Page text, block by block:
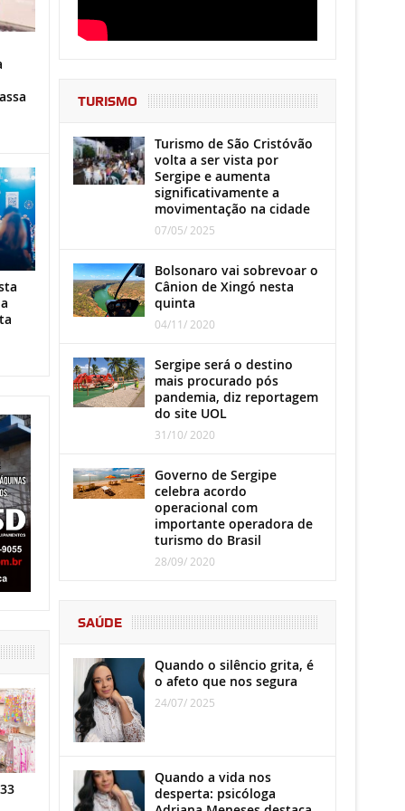
TURISMO
Turismo de São Cristóvão
volta a ser vista por
Sergipe e aumenta
significativamente a
movimentação na cidade
07/05/ 2025
Bolsonaro vai sobrevoar o
Cânion de Xingó nesta
quinta
04/11/ 2020
Sergipe será o destino
mais procurado pós
pandemia, diz reportagem
do site UOL
31/10/ 2020
Governo de Sergipe
celebra acordo
operacional com
importante operadora de
turismo do Brasil
28/09/ 2020
SAÚDE
Quando o silêncio grita, é
o afeto que nos segura
24/07/ 2025
Quando a vida nos
desperta: psicóloga